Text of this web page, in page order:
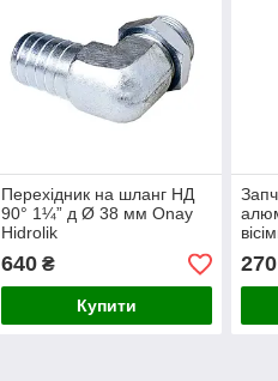
Перехідник на шланг НД
90° 1¼” д Ø 38 мм Onay
Hidrolik
640₴
Купити
270